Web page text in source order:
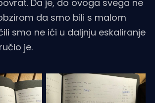
Da je, do ovoga svega ne
da smo bili s malom
smo ne ići u daljnju eskaliranje
je.